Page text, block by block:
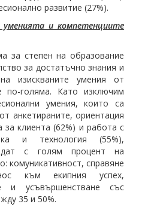
развитие (27%).
уменията и компетенциите
за степен на образование
за достатъчно знания и
изискваните умения от
по-голяма. Като изключим
умения, които са
анкетираните, ориентация
клиента (62%) и работа с
и технология (55%),
с голям процент на
комуникативност, справяне
към екипния успех,
и усъвършенстване със
35 и 50%.